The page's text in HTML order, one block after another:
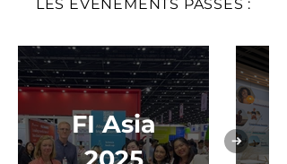
LES ÉVÈNEMENTS PASSÉS :
FI Asia